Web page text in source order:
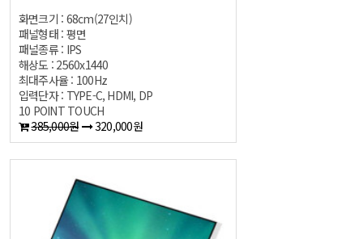
화면크기 : 68cm(27인치)
패널형태 : 평면
패널종류 : IPS
해상도 : 2560x1440
최대주사율 : 100Hz
입력단자 : TYPE-C, HDMI, DP
10 POINT TOUCH
385,000원
320,000원